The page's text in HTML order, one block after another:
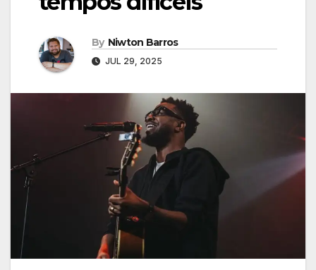
By Niwton Barros
JUL 29, 2025